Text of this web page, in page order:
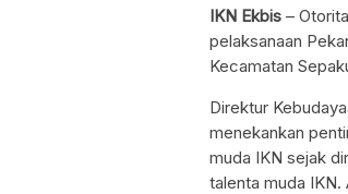
IKN Ekbis –
pelaksanaan
Kecamatan
Direktur
menekankan
muda IKN sejak
talenta muda